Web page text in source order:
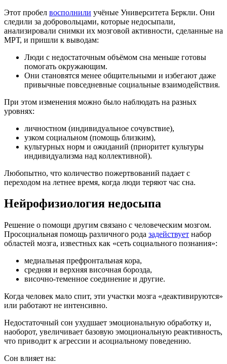
Этот пробел восполнили учёные Университета Беркли. Они
следили за добровольцами, которые недосыпали,
анализировали снимки их мозговой активности, сделанные на
МРТ, и пришли к выводам:
Люди с недостаточным объёмом сна меньше готовы
помогать окружающим.
Они становятся менее общительными и избегают даже
привычные повседневные социальные взаимодействия.
При этом изменения можно было наблюдать на разных
уровнях:
личностном (индивидуальное сочувствие),
узком социальном (помощь близким),
культурных норм и ожиданий (приоритет культуры
индивидуализма над коллективной).
Любопытно, что количество пожертвований падает с
переходом на летнее время, когда люди теряют час сна.
Нейрофизиология недосыпа
Решение о помощи другим связано с человеческим мозгом.
Просоциальная помощь различного рода задействует набор
областей мозга, известных как «сеть социального познания»:
медиальная префронтальная кора,
средняя и верхняя височная борозда,
височно-теменное соединение и другие.
Когда человек мало спит, эти участки мозга «деактивируются»
или работают не интенсивно.
Недостаточный сон ухудшает эмоциональную обработку и,
наоборот, увеличивает базовую эмоциональную реактивность,
что приводит к агрессии и асоциальному поведению.
Сон влияет на: